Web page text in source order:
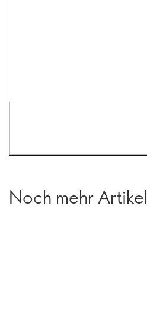
Noch mehr Artikel